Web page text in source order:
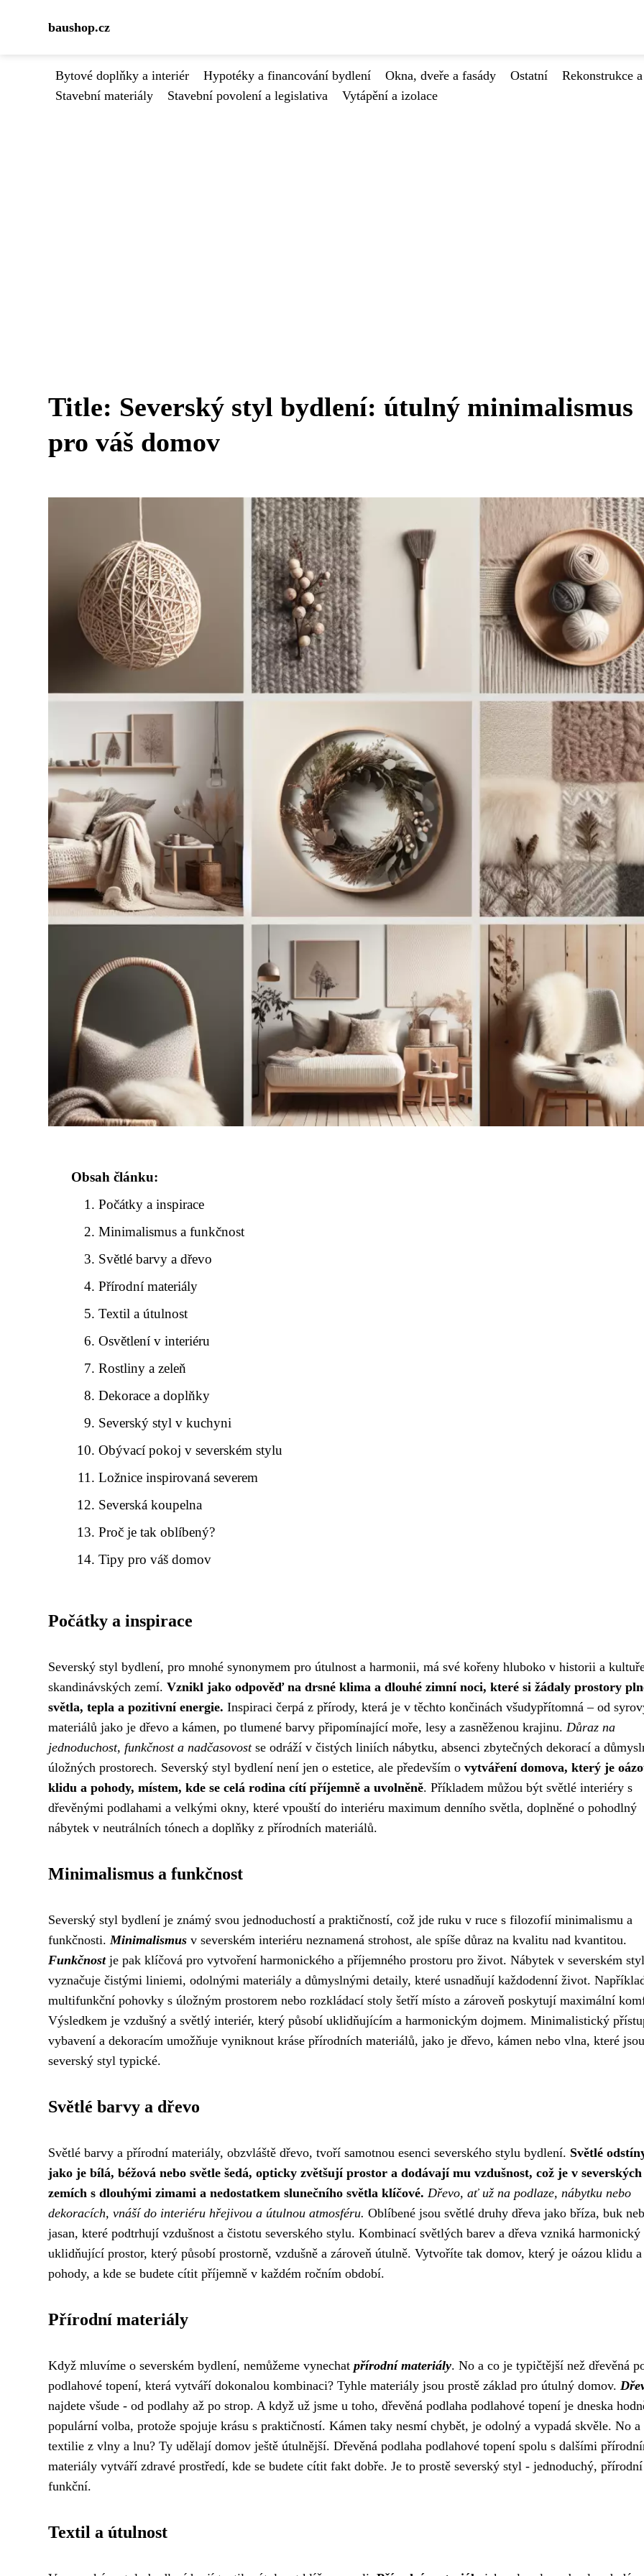
baushop.cz
Bytové doplňky a interiér Hypotéky a financování bydlení Okna, dveře a fasády Ostatní Rekonstrukce
Stavební materiály
Stavební povolení a legislativa Vytápění a izolace
Title: Severský styl bydlení: útulný minimalismus
pro váš domov
Obsah článku:
Počátky a inspirace
Minimalismus a funkčnost
Světlé barvy a dřevo
Přírodní materiály
Textil a útulnost
Osvětlení v interiéru
Rostliny a zeleň
Dekorace a doplňky
Severský styl v kuchyni
Obývací pokoj v severském stylu
Ložnice inspirovaná severem
Severská koupelna
Proč je tak oblíbený?
Tipy pro váš domov
Počátky a inspirace
Severský styl bydlení, pro mnohé synonymem pro útulnost a harmonii, má své kořeny hluboko v historii a
skandinávských zemí. Vznikl jako odpověď na drsné klima a dlouhé zimní noci, které si žádaly prostory
světla, tepla a pozitivní energie. Inspiraci čerpá z přírody, která je v těchto končinách všudypřítomná – od
materiálů jako je dřevo a kámen, po tlumené barvy připomínající moře, lesy a zasněženou krajinu. Důraz na
jednoduchost, funkčnost a nadčasovostse odráží v čistých liniích nábytku, absenci zbytečných dekorací a
úložných prostorech. Severský styl bydlení není jen o estetice, ale především o vytváření domova, který je
klidu a pohody, místem, kde se celá rodina cítí příjemně a uvolněně. Příkladem můžou být světlé interiéry s
dřevěnými podlahami a velkými okny, které vpouští do interiéru maximum denního světla, doplněné o pohodlný
nábytek v neutrálních tónech a doplňky z přírodních materiálů.
Minimalismus a funkčnost
Severský styl bydlení je známý svou jednoduchostí a praktičností, což jde ruku v ruce s filozofií minimalismu a
funkčnosti.Minimalismus v severském interiéru neznamená strohost, ale spíše důraz na kvalitu nad kvantitou.
Funkčnostje pak klíčová pro vytvoření harmonického a příjemného prostoru pro život. Nábytek v severském
vyznačuje čistými liniemi, odolnými materiály a důmyslnými detaily, které usnadňují každodenní život.
multifunkční pohovky s úložným prostorem nebo rozkládací stoly šetří místo a zároveň poskytují maximální
Výsledkem je vzdušný a světlý interiér, který působí uklidňujícím a harmonickým dojmem. Minimalistický
vybavení a dekoracím umožňuje vyniknout kráse přírodních materiálů, jako je dřevo, kámen nebo vlna, které
severský styl typické.
Světlé barvy a dřevo
Světlé barvy a přírodní materiály, obzvláště dřevo, tvoří samotnou esenci severského stylu bydlení. Světlé
jako je bílá, béžová nebo světle šedá, opticky zvětšují prostor a dodávají mu vzdušnost, což je v severských
zemích s dlouhými zimami a nedostatkem slunečního světla klíčové. Dřevo, ať už na podlaze, nábytku nebo
dekoracích, vnáší do interiéru hřejivou a útulnou atmosféru. Oblíbené jsou světlé druhy dřeva jako bříza, buk
jasan, které podtrhují vzdušnost a čistotu severského stylu. Kombinací světlých barev a dřeva vzniká harmonický
uklidňující prostor, který působí prostorně, vzdušně a zároveň útulně. Vytvoříte tak domov, který je oázou klidu a
pohody, a kde se budete cítit příjemně v každém ročním období.
Přírodní materiály
Když mluvíme o severském bydlení, nemůžeme vynechat přírodní materiály. No a co je typičtější než dřevěná
podlahové topení, která vytváří dokonalou kombinaci? Tyhle materiály jsou prostě základ pro útulný domov.
najdete všude - od podlahy až po strop. A když už jsme u toho, dřevěná podlaha podlahové topení je dneska
populární volba, protože spojuje krásu s praktičností. Kámen taky nesmí chybět, je odolný a vypadá skvěle. No a
textilie z vlny a lnu? Ty udělají domov ještě útulnější. Dřevěná podlaha podlahové topení spolu s dalšími
materiály vytváří zdravé prostředí, kde se budete cítit fakt dobře. Je to prostě severský styl - jednoduchý,
funkční.
Textil a útulnost